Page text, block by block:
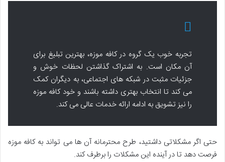
تجربه خوب یک گروه در کافه موزه، بهترین تبلیغ برای
آن مکان است. به اشتراک گذاشتن لحظات خوش و
جزئیات مثبت در شبکه های اجتماعی، به دیگران کمک
می کند تا انتخاب بهتری داشته باشند و خود کافه موزه
را نیز تشویق به ادامه ارائه خدمات عالی می کند.
حتی اگر مشکلاتی داشتید، طرح محترمانه آن ها می تواند به کافه موزه
فرصت دهد تا در آینده این مشکلات را برطرف کند.